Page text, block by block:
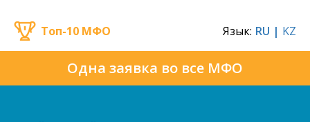
Одна заявка во все МФО
Топ-10 МФО Язык: RU | KZ